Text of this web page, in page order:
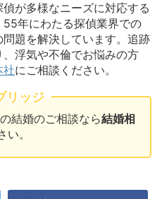
が多様なニーズに対応する
年にわたる探偵業界での
題を解決しています。追跡
浮気や不倫でお悩みの方
社にご相談ください。
リッジ
結婚のご相談なら結婚相
。